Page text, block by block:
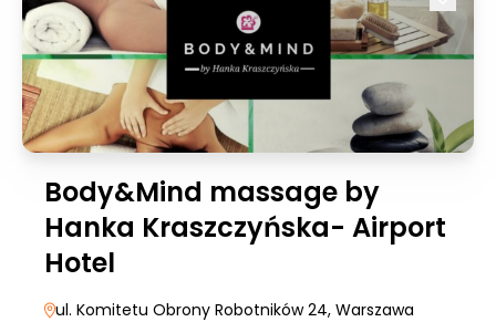
Body&Mind massage by
Hanka Kraszczyńska- Airport
Hotel
ul. Komitetu Obrony Robotników 24, Warszawa